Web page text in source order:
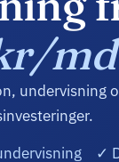
md
undervisning
✓